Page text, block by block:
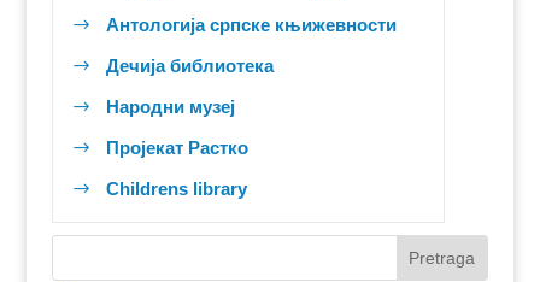
$ Антологија српске књижевности
$ Дечија библиотека
$ Народни музеј
$ Пројекат Растко
$ Childrens library